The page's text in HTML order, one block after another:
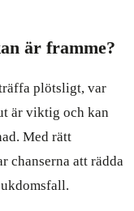
är framme?
plötsligt, var
är viktig och kan
Med rätt
chanserna att rädda